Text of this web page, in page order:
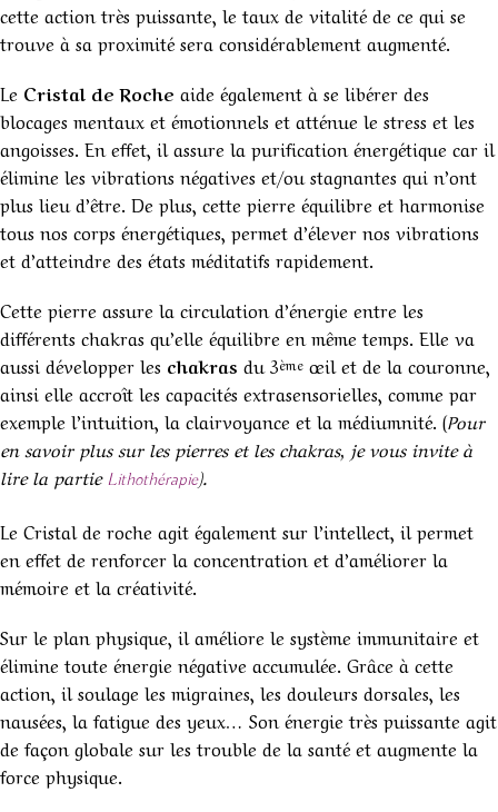
cette action très puissante, le taux de vitalité de ce qui se
trouve à sa proximité sera considérablement augmenté.
Le Cristal de Roche aide également à se libérer des
blocages mentaux et émotionnels et atténue le stress et les
angoisses. En effet, il assure la purification énergétique car il
élimine les vibrations négatives et/ou stagnantes qui n’ont
plus lieu d’être. De plus, cette pierre équilibre et harmonise
tous nos corps énergétiques, permet d’élever nos vibrations
et d’atteindre des états méditatifs rapidement.
Cette pierre assure la circulation d’énergie entre les
différents chakras qu’elle équilibre en même temps. Elle va
aussi développer les chakras du 3ème œil et de la couronne,
ainsi elle accroît les capacités extrasensorielles, comme par
exemple l’intuition, la clairvoyance et la médiumnité. (Pour
en savoir plus sur les pierres et les chakras, je vous invite à
lire la partie Lithothérapie).
Le Cristal de roche agit également sur l’intellect, il permet
en effet de renforcer la concentration et d’améliorer la
mémoire et la créativité.
Sur le plan physique, il améliore le système immunitaire et
élimine toute énergie négative accumulée. Grâce à cette
action, il soulage les migraines, les douleurs dorsales, les
nausées, la fatigue des yeux… Son énergie très puissante agit
de façon globale sur les trouble de la santé et augmente la
force physique.